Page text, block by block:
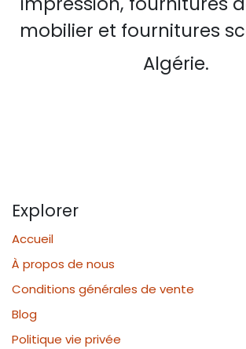
mobilier et fournitures
Algérie.
Explorer
Accueil
À propos de nous
Conditions générales de vente
Blog
Politique vie privée